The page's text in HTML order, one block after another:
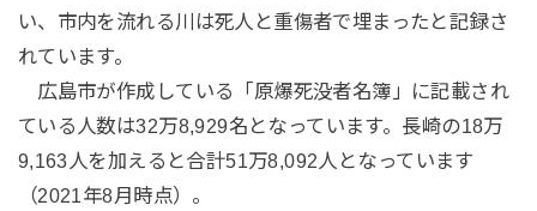
い、市内を流れる川は死人と重傷者で埋まったと記録さ
れています。
広島市が作成している「原爆死没者名簿」に記載され
ている人数は32万8,929名となっています。長崎の18万
9,163人を加えると合計51万8,092人となっています
（2021年8月時点）。